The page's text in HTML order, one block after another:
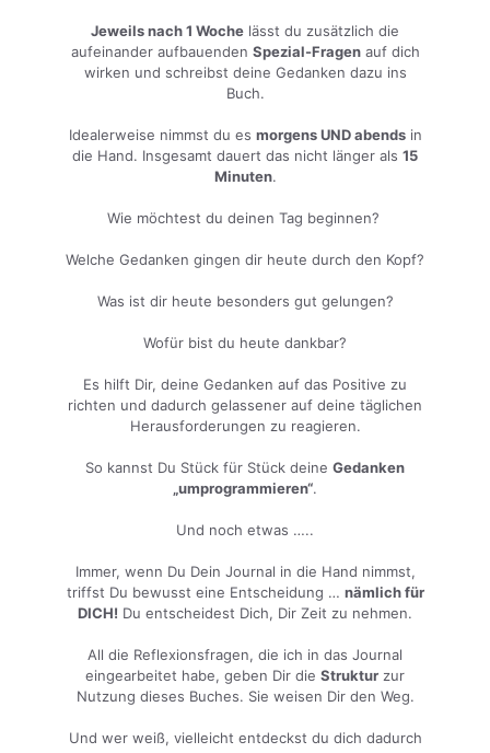
Jeweils nach 1 Woche lässt du zusätzlich die
aufeinander aufbauenden Spezial-Fragenauf dich
wirken und schreibst deine Gedanken dazu ins
Buch.
Idealerweise nimmst du es morgens UND abendsin
die Hand. Insgesamt dauert das nicht länger als 15
Minuten.
Wie möchtest du deinen Tag beginnen?
Welche Gedanken gingen dir heute durch den Kopf?
Was ist dir heute besonders gut gelungen?
Wofür bist du heute dankbar?
Es hilft Dir, deine Gedanken auf das Positive zu
richten und dadurch gelassener auf deine täglichen
Herausforderungen zu reagieren.
So kannst Du Stück für Stück deine Gedanken
„umprogrammieren“.
Und noch etwas …..
Immer, wenn Du Dein Journal in die Hand nimmst,
triffst Du bewusst eine Entscheidung … nämlich für
DICH! Du entscheidest Dich, Dir Zeit zu nehmen.
All die Reflexionsfragen, die ich in das Journal
eingearbeitet habe, geben Dir die Struktur zur
Nutzung dieses Buches. Sie weisen Dir den Weg.
Und wer weiß, vielleicht entdeckst du dich dadurch